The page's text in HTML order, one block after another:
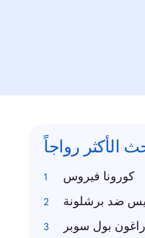
الأكثر رواجاً
كورونا فيروس
ضد برشلونة
بول سوبر